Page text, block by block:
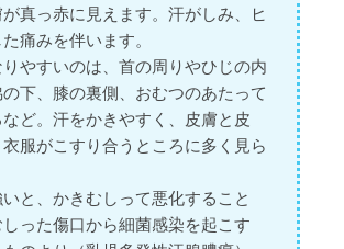
真っ赤に見えます。汗がしみ、ヒ
痛みを伴います。
やすいのは、首の周りやひじの内
下、膝の裏側、おむつのあたって
ど。汗をかきやすく、皮膚と皮
服がこすり合うところに多く見ら
と、かきむしって悪化すること
しった傷口から細菌感染を起こす